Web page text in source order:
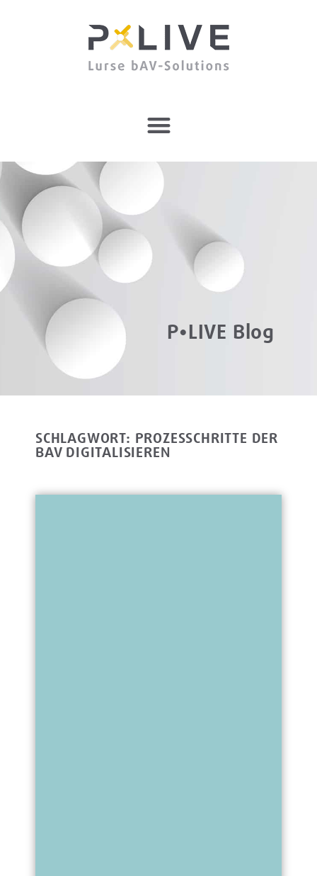
P•LIVE Blog
SCHLAGWORT: PROZESSCHRITTE DER
BAV DIGITALISIEREN